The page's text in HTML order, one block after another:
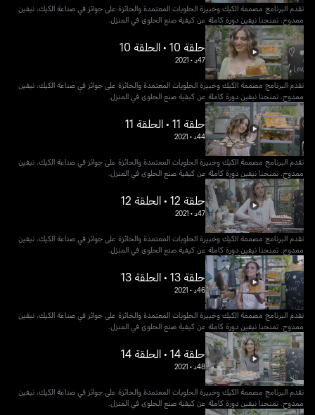
تقدم البرنامج مصممة الكيك وخبيرة الحلويات المعتمدة والحائزة على جوائز في صناعة الكيك، نيفين
ممدوح. تمنحنا نيفين دورة كاملة عن كيفية صنع الحلوى في المنزل.
حلقة 10 • الحلقة 10
47د •
2021
تقدم البرنامج مصممة الكيك وخبيرة الحلويات المعتمدة والحائزة على جوائز في صناعة الكيك، نيفين
ممدوح. تمنحنا نيفين دورة كاملة عن كيفية صنع الحلوى في المنزل.
حلقة 11 • الحلقة 11
44د •
2021
تقدم البرنامج مصممة الكيك وخبيرة الحلويات المعتمدة والحائزة على جوائز في صناعة الكيك، نيفين
ممدوح. تمنحنا نيفين دورة كاملة عن كيفية صنع الحلوى في المنزل.
حلقة 12 • الحلقة 12
47د •
2021
تقدم البرنامج مصممة الكيك وخبيرة الحلويات المعتمدة والحائزة على جوائز في صناعة الكيك، نيفين
ممدوح. تمنحنا نيفين دورة كاملة عن كيفية صنع الحلوى في المنزل.
حلقة 13 • الحلقة 13
46د •
2021
تقدم البرنامج مصممة الكيك وخبيرة الحلويات المعتمدة والحائزة على جوائز في صناعة الكيك، نيفين
ممدوح. تمنحنا نيفين دورة كاملة عن كيفية صنع الحلوى في المنزل.
حلقة 14 • الحلقة 14
48د •
2021
تقدم البرنامج مصممة الكيك وخبيرة الحلويات المعتمدة والحائزة على جوائز في صناعة الكيك، نيفين
ممدوح. تمنحنا نيفين دورة كاملة عن كيفية صنع الحلوى في المنزل.